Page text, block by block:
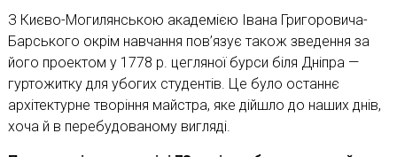
З Києво-Могилянською академією Івана Григоровича-
Барського окрім навчання пов’язує також зведення за
його проектом у 1778 р. цегляної бурси біля Дніпра —
гуртожитку для убогих студентів. Це було останнє
архітектурне творіння майстра, яке дійшло до наших днів,
хоча й в перебудованому вигляді.